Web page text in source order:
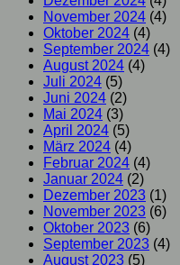
November 2024 (4)
Oktober 2024 (4)
September 2024 (4)
August 2024 (4)
Juli 2024 (5)
Juni 2024 (2)
Mai 2024 (3)
April 2024 (5)
März 2024 (4)
Februar 2024 (4)
Januar 2024 (2)
Dezember 2023 (1)
November 2023 (6)
Oktober 2023 (6)
September 2023 (4)
August 2023 (5)